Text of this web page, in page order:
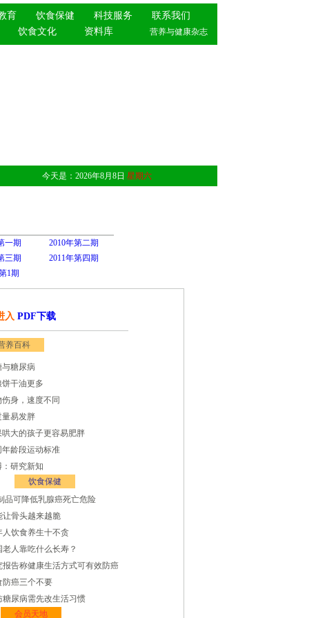
育 饮食保健 科技服务
联系我们
饮食文化 资料库 营养与健康杂志
今天是： 2026年8月8日 星期六
一期
2010年第二期
三期
2011年第四期
1期
入 PDF下载
养百科
与糖尿病
饼干油更多
伤身，速度不同
量易发胖
哄大的孩子更容易肥胖
年龄段运动标准
：研究新知
饮食保健
品可降低乳腺癌死亡危险
让骨头越来越脆
人饮食养生十不贪
老人靠吃什么长寿？
报告称健康生活方式可有效防癌
防癌三个不要
糖尿病需先改生活习惯
会员天地